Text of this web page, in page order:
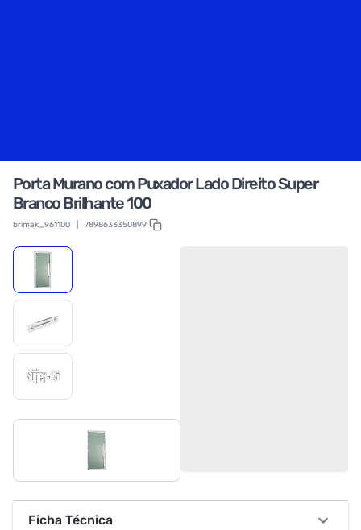
Porta Murano com Puxador Lado Direito Super
Branco Brilhante 100
brimak_961100 7898633350899
Ficha Técnica